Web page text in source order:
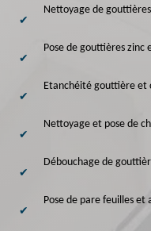
Nettoyage de
Pose de gouttières zinc
Etanchéité gouttière et
Nettoyage et pose de
Débouchage de
Pose de pare feuilles